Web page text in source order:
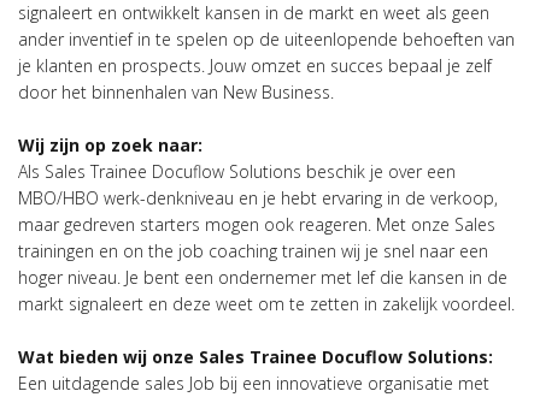
signaleert en ontwikkelt kansen in de markt en weet als geen
ander inventief in te spelen op de uiteenlopende behoeften van
je klanten en prospects. Jouw omzet en succes bepaal je zelf
door het binnenhalen van New Business.
Wij zijn op zoek naar:
Als Sales Trainee Docuflow Solutions beschik je over een
MBO/HBO werk-denkniveau en je hebt ervaring in de verkoop,
maar gedreven starters mogen ook reageren. Met onze Sales
trainingen en on the job coaching trainen wij je snel naar een
hoger niveau. Je bent een ondernemer met lef die kansen in de
markt signaleert en deze weet om te zetten in zakelijk voordeel.
Wat bieden wij onze Sales Trainee Docuflow Solutions:
Een uitdagende sales Job bij een innovatieve organisatie met